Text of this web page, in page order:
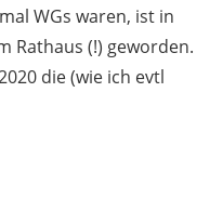
WGs waren, ist in
Rathaus (!) geworden.
die (wie ich evtl